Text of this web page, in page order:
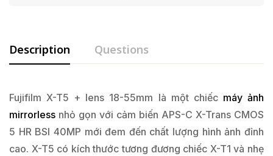
Description Questions
Fujifilm X-T5 + lens 18-55mm là một chiếc máy ảnh
mirrorless nhỏ gọn với cảm biến APS-C X-Trans CMOS
5 HR BSI 40MP mới đem đến chất lượng hình ảnh đỉnh
cao. X-T5 có kích thước tương đương chiếc X-T1 và nhẹ